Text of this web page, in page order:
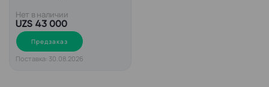
Нет в наличии
UZS 43 000
Предзаказ
Поставка: 30.08.2026